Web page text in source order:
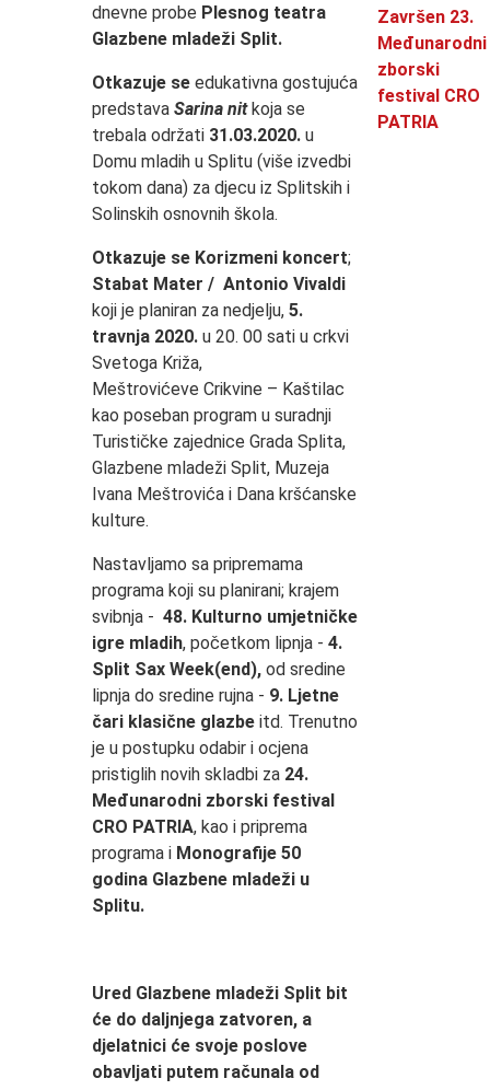
dnevne probe Plesnog teatra
Glazbene mladeži Split.
Otkazuje seedukativna gostujuća
predstava Sarina nitkoja se
trebala održati 31.03.2020.u
Domu mladih u Splitu (više izvedbi
tokom dana) za djecu iz Splitskih i
Solinskih osnovnih škola.
Otkazuje se Korizmeni koncert;
Stabat Mater / Antonio Vivaldi
koji je planiran za nedjelju, 5.
travnja 2020. u 20. 00 sati u crkvi
Svetoga Križa,
Meštrovićeve Crikvine – Kaštilac
kao poseban program u suradnji
Turističke zajednice Grada Splita,
Glazbene mladeži Split, Muzeja
Ivana Meštrovića i Dana kršćanske
kulture.
Nastavljamo sa pripremama
programa koji su planirani; krajem
svibnja - 48. Kulturno umjetničke
igre mladih, početkom lipnja - 4.
Split Sax Week(end), od sredine
lipnja do sredine rujna - 9. Ljetne
čari klasične glazbe itd. Trenutno
je u postupku odabir i ocjena
pristiglih novih skladbi za 24.
Međunarodni zborski festival
CRO PATRIA, kao i priprema
programa i Monografije 50
godina Glazbene mladeži u
Splitu.
Ured Glazbene mladeži Split bit
će do daljnjega zatvoren, a
djelatnici će svoje poslove
obavljati putem računala od
Završen 23.
Međunarodni
zborski
festival CRO
PATRIA